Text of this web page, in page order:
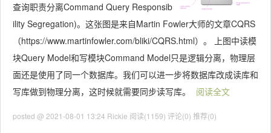
查询职责分离Command Query Responsib
ility Segregation)。这张图是来自Martin Fowler大师的文章CQRS
（https://www.martinfowler.com/bliki/CQRS.html）。 上图中读模
块Query Model和写模块Command Model只是逻辑分离，物理层
面还是使用了同一个数据库。我们可以进一步将数据库改成读库和
写库做到物理分离，这时候就需要同步读写库。
阅读全文
posted @ 2021-08-01 13:24 Rickie 阅读(1159) 评论(0) 推荐(0)